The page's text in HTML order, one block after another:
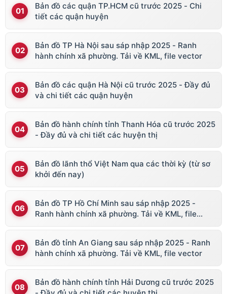
Bản đồ các quận TP.HCM cũ trước 2025 - Chi
tiết các quận huyện
Bản đồ TP Hà Nội sau sáp nhập 2025 - Ranh
hành chính xã phường. Tải về KML, file vector
Bản đồ các quận Hà Nội cũ trước 2025 - Đầy đủ
và chi tiết các quận huyện
Bản đồ hành chính tỉnh Thanh Hóa cũ trước 2025
- Đầy đủ và chi tiết các huyện thị
Bản đồ lãnh thổ Việt Nam qua các thời kỳ (từ sơ
khởi đến nay)
Bản đồ TP Hồ Chí Minh sau sáp nhập 2025 -
Ranh hành chính xã phường. Tải về KML, file
Bản đồ tỉnh An Giang sau sáp nhập 2025 - Ranh
hành chính xã phường. Tải về KML, file vector
Bản đồ hành chính tỉnh Hải Dương cũ trước 2025